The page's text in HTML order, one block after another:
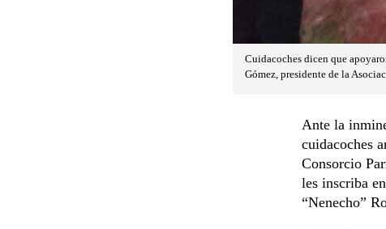
Cuidacoches dicen que
Gómez, presidente de la
Ante la
cuidacoches
Consorcio
les inscriba
“Nenecho”